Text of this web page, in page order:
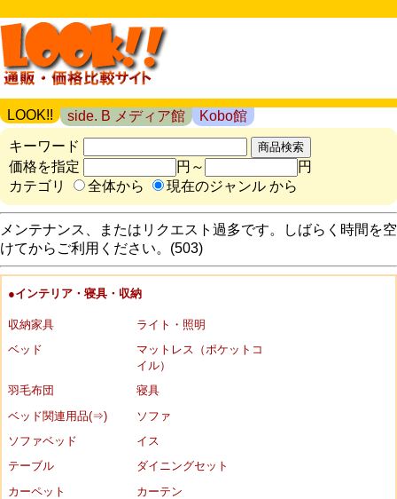
LOOK!! side. B メディア館
Kobo館
キーワード
価格を指定
円～
円
カテゴリ
全体から 現在のジャンル から
メンテナンス、またはリクエスト過多です。しばらく時間を空
けてからご利用ください。(503)
●インテリア・寝具・収納
収納家具
ライト・照明
ベッド
マットレス（ポケットコ
イル）
羽毛布団
寝具
ベッド関連用品(⇒)
ソファ
ソファベッド
イス
テーブル
ダイニングセット
カーペット
カーテン